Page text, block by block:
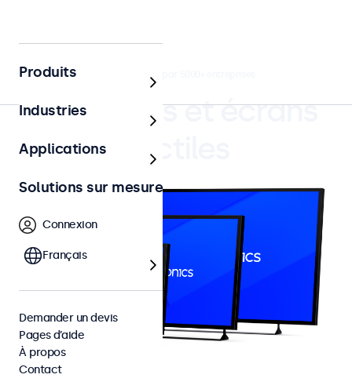
4.8/5 noté par 5000+ entreprises
Moniteurs et écrans
tactiles
Produits
Industries
Applications
Solutions sur mesure
Connexion
Français
Demander un devis
Pages d’aide
À propos
Contact